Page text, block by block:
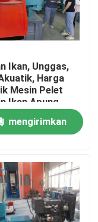
Ikan, Unggas,
Harga
Mesin Pelet
Ikan Apung,
Anjing
&
mengirimkan